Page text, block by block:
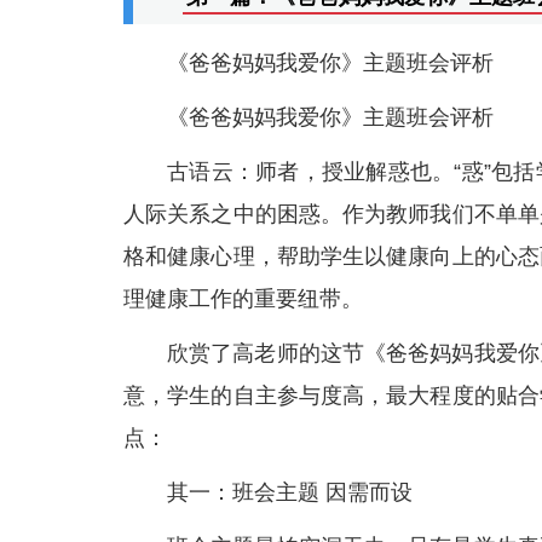
《爸爸妈妈我爱你》主题班会评析
《爸爸妈妈我爱你》主题班会评析
古语云：师者，授业解惑也。“惑”包
人际关系之中的困惑。作为教师我们不单
格和健康心理，帮助学生以健康向上的心
理健康工作的重要纽带。
欣赏了高老师的这节《爸爸妈妈我爱
意，学生的自主参与度高，最大程度的贴
点：
其一：班会主题 因需而设